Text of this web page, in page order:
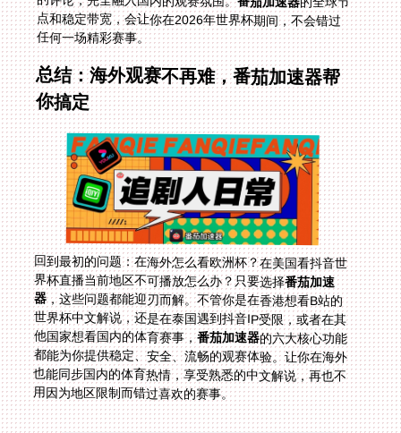
任何一场精彩赛事。
总结：海外观赛不再难，番茄加速器帮
你搞定
回到最初的问题：在海外怎么看欧洲杯？在美国看抖音世
界杯直播当前地区不可播放怎么办？只要选择番茄加速
器，这些问题都能迎刃而解。不管你是在香港想看B站的
世界杯中文解说，还是在泰国遇到抖音IP受限，或者在其
他国家想看国内的体育赛事，番茄加速器的六大核心功能
都能为你提供稳定、安全、流畅的观赛体验。让你在海外
也能同步国内的体育热情，享受熟悉的中文解说，再也不
用因为地区限制而错过喜欢的赛事。